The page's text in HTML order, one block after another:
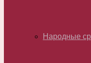
Народные